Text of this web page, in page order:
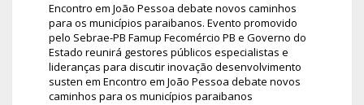
Encontro em João Pessoa debate novos caminhos
para os municípios paraibanos. Evento promovido
pelo Sebrae-PB Famup Fecomércio PB e Governo do
Estado reunirá gestores públicos especialistas e
lideranças para discutir inovação desenvolvimento
susten em Encontro em João Pessoa debate novos
caminhos para os municípios paraibanos